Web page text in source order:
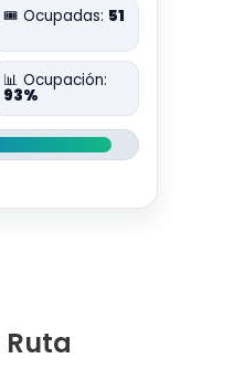
🎟️ Ocupadas: 51
📊 Ocupación:
93%